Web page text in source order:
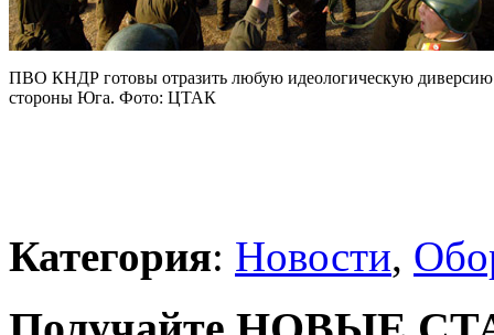
ПВО КНДР готовы отразить любую идеологическую диверсию
стороны Юга. Фото: ЦТАК
Категория: Новости,